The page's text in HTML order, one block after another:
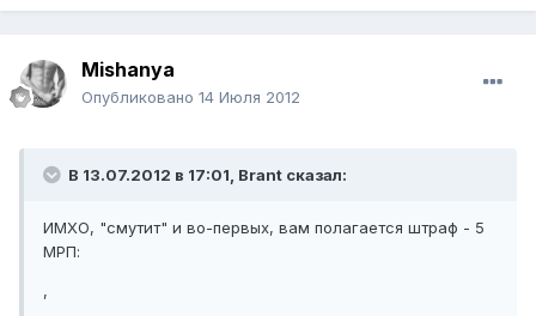
Mishanya
Опубликовано 14 Июля 2012
В 13.07.2012 в 17:01, Brant сказал:
ИМХО, "смутит" и во-первых, вам полагается штраф - 5
МРП:
,